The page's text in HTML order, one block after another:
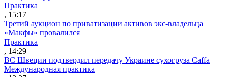
Практика
, 15:17
Третий аукцион по приватизации активов экс-владельца
«Макфы» провалился
Практика
, 14:29
ВС Швеции подтвердил передачу Украине сухогруза Caffa
Международная практика